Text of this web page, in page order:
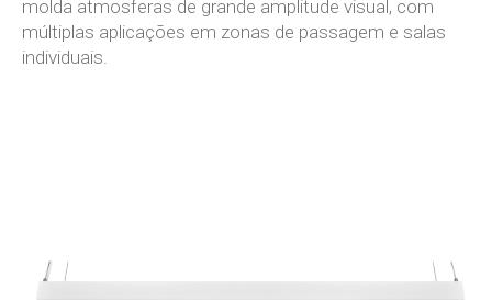
molda atmosferas de grande amplitude visual, com
múltiplas aplicações em zonas de passagem e salas
individuais.